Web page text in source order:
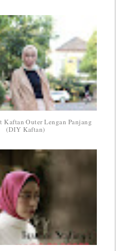
Kaftan Outer Lengan Panjang
(DIY Kaftan)